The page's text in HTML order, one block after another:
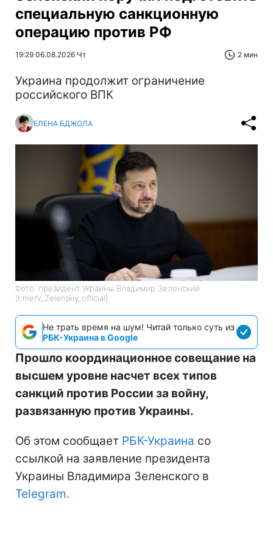
специальную санкционную
операцию против РФ
19:29 06.08.2026 Чт 2 мин
Украина продолжит ограничение
российского ВПК
ЕЛЕНА БДЖОЛА
Фото: президент Украины Владимир Зеленский
(t.me/V_Zelenskiy_official)
Не трать время на шум! Читай только суть из
РБК-Украина в Google
Прошло координационное совещание на
высшем уровне насчет всех типов
санкций против России за войну,
развязанную против Украины.
Об этом сообщает РБК-Украина со
ссылкой на заявление президента
Украины Владимира Зеленского в
Telegram.